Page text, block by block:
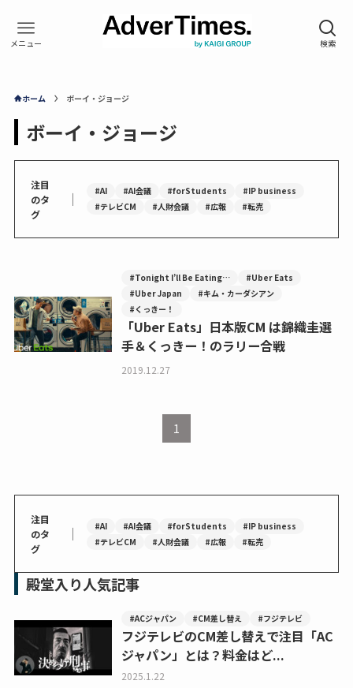
ホーム ボーイ・ジョージ
ボーイ・ジョージ
注目
のタ
グ
｜ #AI #AI会議 #forStudents
#IP business
#テレビCM
#人財会議 #広報 #転売
#Tonight I’ll Be Eating…
#Uber Eats
#Uber Japan
#キム・カーダシアン
#くっきー！
「Uber Eats」日本版CM は錦織圭選
手＆くっきー！のラリー合戦
2019.12.27
1
注目
のタ
グ
｜ #AI #AI会議 #forStudents
#IP business
#テレビCM
#人財会議 #広報 #転売
殿堂入り人気記事
#ACジャパン #CM差し替え #フジテレビ
フジテレビのCM差し替えで注目「AC
ジャパン」とは？料金はど...
2025.1.22